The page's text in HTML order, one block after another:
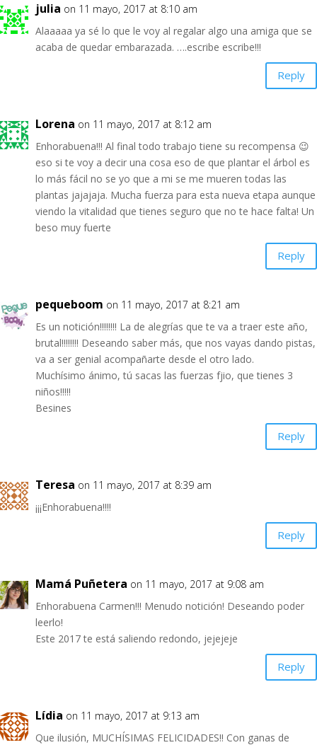
julia on 11 mayo, 2017 at 8:10 am
Alaaaaa ya sé lo que le voy al regalar algo una amiga que se
acaba de quedar embarazada. ….escribe escribe!!!
Reply
Lorena on 11 mayo, 2017 at 8:12 am
Enhorabuena!!! Al final todo trabajo tiene su recompensa 😉
eso si te voy a decir una cosa eso de que plantar el árbol es
lo más fácil no se yo que a mi se me mueren todas las
plantas jajajaja. Mucha fuerza para esta nueva etapa aunque
viendo la vitalidad que tienes seguro que no te hace falta! Un
beso muy fuerte
Reply
pequeboom on 11 mayo, 2017 at 8:21 am
Es un notición!!!!!!!! La de alegrías que te va a traer este año,
brutal!!!!!!!! Deseando saber más, que nos vayas dando pistas,
va a ser genial acompañarte desde el otro lado.
Muchísimo ánimo, tú sacas las fuerzas fjio, que tienes 3
niños!!!!!
Besines
Reply
Teresa on 11 mayo, 2017 at 8:39 am
¡¡¡Enhorabuena!!!!
Reply
Mamá Puñetera on 11 mayo, 2017 at 9:08 am
Enhorabuena Carmen!!! Menudo notición! Deseando poder
leerlo!
Este 2017 te está saliendo redondo, jejejeje
Reply
Lídia on 11 mayo, 2017 at 9:13 am
Que ilusión, MUCHÍSIMAS FELICIDADES!! Con ganas de